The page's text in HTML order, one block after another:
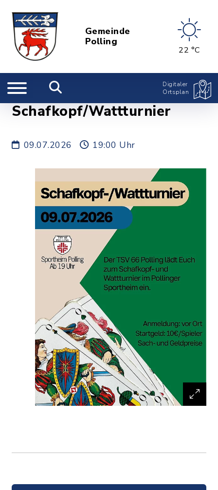
Gemeinde
Polling
22 °C
Digitaler
Ortsplan
Schafkopf/Wattturnier
09.07.2026 19:00 Uhr